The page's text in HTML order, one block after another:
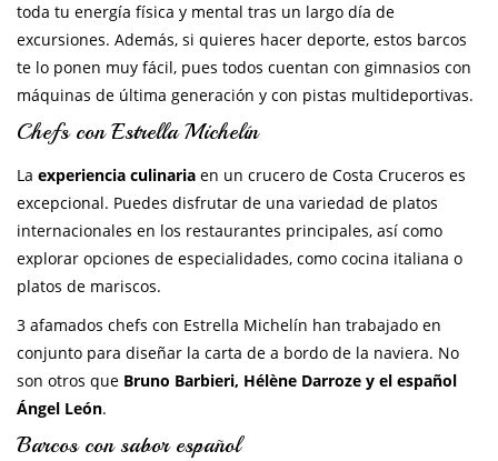
toda tu energía física y mental tras un largo día de
excursiones. Además, si quieres hacer deporte, estos barcos
te lo ponen muy fácil, pues todos cuentan con gimnasios con
máquinas de última generación y con pistas multideportivas.
Chefs con Estrella Michelín
La experiencia culinaria en un crucero de Costa Cruceros es
excepcional. Puedes disfrutar de una variedad de platos
internacionales en los restaurantes principales, así como
explorar opciones de especialidades, como cocina italiana o
platos de mariscos.
3 afamados chefs con Estrella Michelín han trabajado en
conjunto para diseñar la carta de a bordo de la naviera. No
son otros que Bruno Barbieri, Hélène Darroze y el español
Ángel León.
Barcos con sabor español